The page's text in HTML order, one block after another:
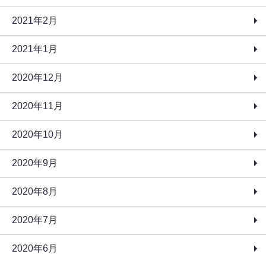
2021年2月
2021年1月
2020年12月
2020年11月
2020年10月
2020年9月
2020年8月
2020年7月
2020年6月